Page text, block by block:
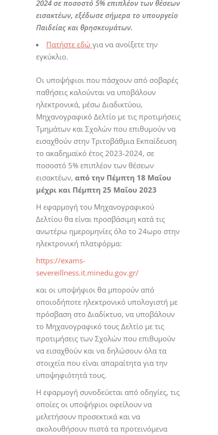
2024 σε ποσοστό 5% επιπλέον των θέσεων
εισακτέων, εξέδωσε σήμερα το υπουργείο
Παιδείας και θρησκευμάτων.
Πατήστε εδώ για να ανοίξετε την
εγκύκλιο.
Οι υποψήφιοι που πάσχουν από σοβαρές
παθήσεις καλούνται να υποβάλουν
ηλεκτρονικά, μέσω Διαδικτύου,
Μηχανογραφικό Δελτίο με τις προτιμήσεις
Τμημάτων και Σχολών που επιθυμούν να
εισαχθούν στην Τριτοβάθμια Εκπαίδευση
το ακαδημαϊκό έτος 2023-2024, σε
ποσοστό 5% επιπλέον των θέσεων
εισακτέων, από την Πέμπτη 18 Μαΐου
μέχρι και Πέμπτη 25 Μαΐου 2023
Η εφαρμογή του Μηχανογραφικού
Δελτίου θα είναι προσβάσιμη κατά τις
ανωτέρω ημερομηνίες όλο το 24ωρο στην
ηλεκτρονική πλατφόρμα:
https://exams-
severeillness.it.minedu.gov.gr/
και οι υποψήφιοι θα μπορούν από
οποιοδήποτε ηλεκτρονικό υπολογιστή με
πρόσβαση στο Διαδίκτυο, να υποβάλουν
το Μηχανογραφικό τους Δελτίο με τις
προτιμήσεις των Σχολών που επιθυμούν
να εισαχθούν και να δηλώσουν όλα τα
στοιχεία που είναι απαραίτητα για την
υποψηφιότητά τους.
Η εφαρμογή συνοδεύεται από οδηγίες, τις
οποίες οι υποψήφιοι οφείλουν να
μελετήσουν προσεκτικά και να
ακολουθήσουν πιστά τα προτεινόμενα